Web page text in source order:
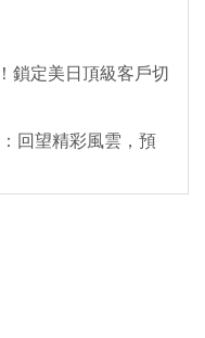
鎖定美日頂級客戶切
回望精彩風雲，預